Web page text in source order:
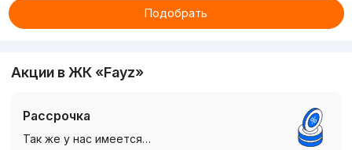
Подобрать
Акции в ЖК «Fayz»
Рассрочка
Так же у нас имеется…